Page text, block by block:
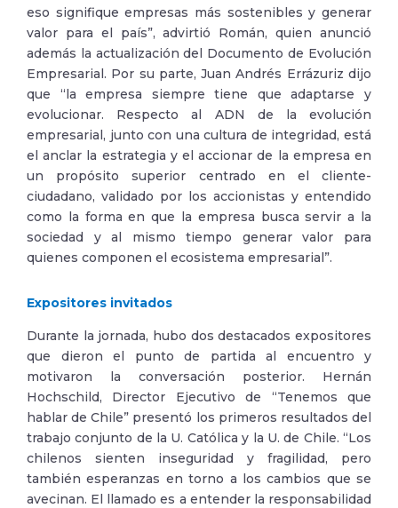
eso signifique empresas más sostenibles y generar
valor para el país”, advirtió Román, quien anunció
además la actualización del Documento de Evolución
Empresarial. Por su parte, Juan Andrés Errázuriz dijo
que “la empresa siempre tiene que adaptarse y
evolucionar. Respecto al ADN de la evolución
empresarial, junto con una cultura de integridad, está
el anclar la estrategia y el accionar de la empresa en
un propósito superior centrado en el cliente-
ciudadano, validado por los accionistas y entendido
como la forma en que la empresa busca servir a la
sociedad y al mismo tiempo generar valor para
quienes componen el ecosistema empresarial”.
Expositores invitados
Durante la jornada, hubo dos destacados expositores
que dieron el punto de partida al encuentro y
motivaron la conversación posterior. Hernán
Hochschild, Director Ejecutivo de “Tenemos que
hablar de Chile” presentó los primeros resultados del
trabajo conjunto de la U. Católica y la U. de Chile. “Los
chilenos sienten inseguridad y fragilidad, pero
también esperanzas en torno a los cambios que se
avecinan. El llamado es a entender la responsabilidad